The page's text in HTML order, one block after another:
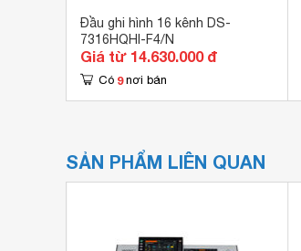
Đầu ghi hình 16 kênh DS-
7316HQHI-F4/N
Giá từ 14.630.000 đ
Có 9 nơi bán
SẢN PHẨM LIÊN QUAN